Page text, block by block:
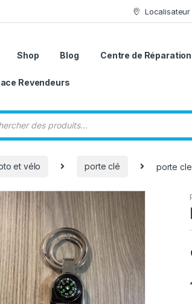
Shop Blog Centre de Réparation
Revendeurs
de produits
et vélo porte clé porte cle